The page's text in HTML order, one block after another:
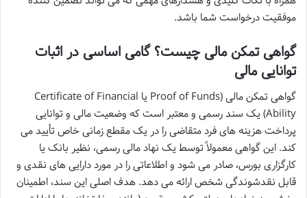
موفقیت درخواست شما باشد.
گواهی تمکن مالی چیست؟ گامی اساسی در اثبات
توانایی مالی
گواهی تمکن مالی (Proof of Funds یا Certificate of Financial
Ability) یک سند رسمی و معتبر است که وضعیت مالی و توانایی
پرداخت هزینه های فرد متقاضی را در یک مقطع زمانی خاص تأیید می
کند. این گواهی معمولاً توسط یک نهاد مالی رسمی، نظیر بانک یا
کارگزاری بورس، صادر می شود و اطلاعاتی را در مورد دارایی های نقدی و
قابل نقدشوندگی شخص ارائه می دهد. هدف اصلی این سند، اطمینان